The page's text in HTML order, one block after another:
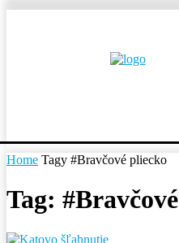
Home Tagy #Bravčové pliecko
Tag: